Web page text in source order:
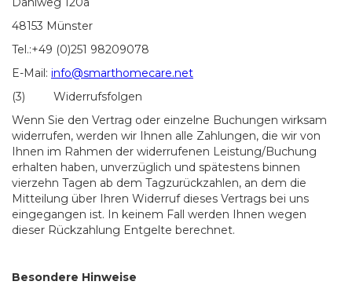
48153 Münster
Tel.:+49 (0)251 98209078
E-Mail: info@smarthomecare.net
(3) Widerrufsfolgen
Wenn Sie den Vertrag oder einzelne Buchungen wirksam
widerrufen, werden wir Ihnen alle Zahlungen, die wir von
Ihnen im Rahmen der widerrufenen Leistung/Buchung
erhalten haben, unverzüglich und spätestens binnen
vierzehn Tagen ab dem Tagzurückzahlen, an dem die
Mitteilung über Ihren Widerruf dieses Vertrags bei uns
eingegangen ist. In keinem Fall werden Ihnen wegen
dieser Rückzahlung Entgelte berechnet.
Besondere Hinweise